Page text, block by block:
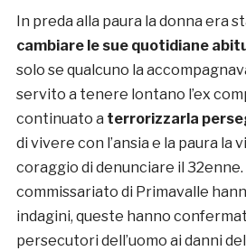
In preda alla paura la donna era
cambiare le sue quotidiane
solo se qualcuno la
servito a tenere lontano l’ex
continuato a terrorizzarla
di vivere con l’ansia e la paura la
coraggio di denunciare il 32enne.
commissariato di Primavalle
indagini, queste hanno
persecutori dell’uomo ai danni